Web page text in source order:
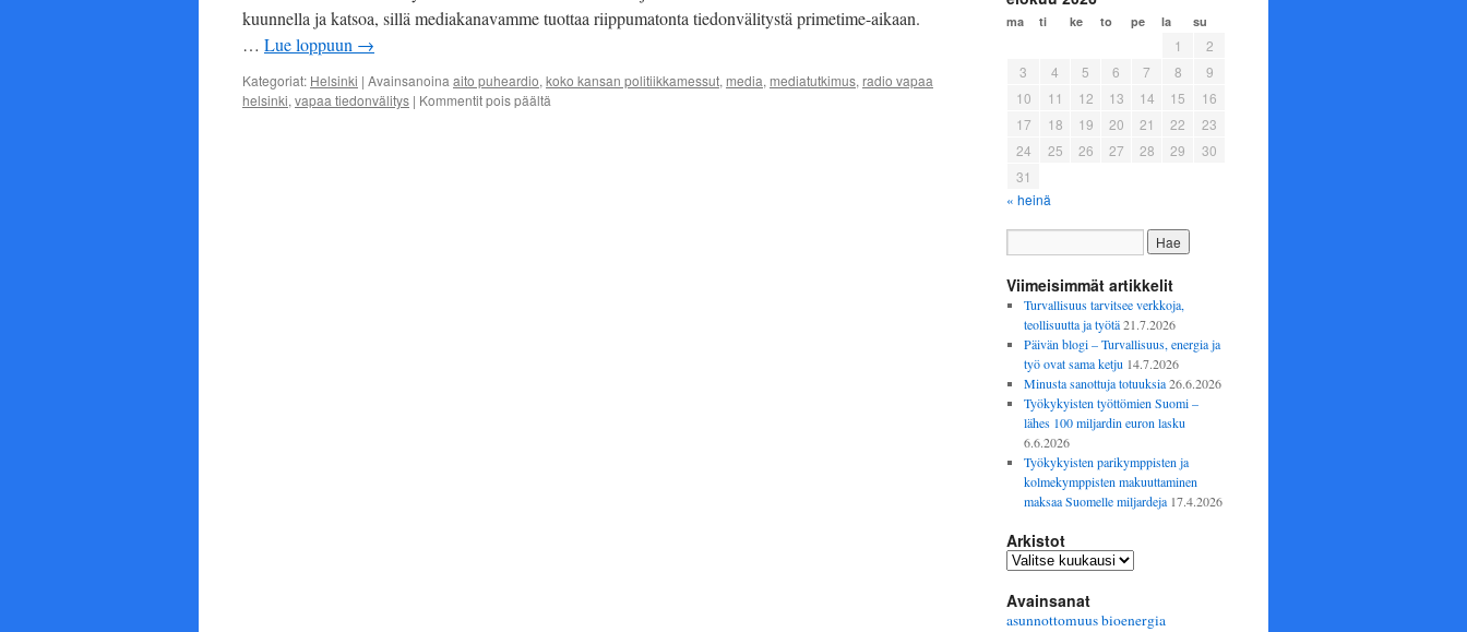
kuunnella ja katsoa, sillä mediakanavamme tuottaa riippumatonta tiedonvälitystä primetime-aikaan.
… Lue loppuun →
Kategoriat: Helsinki | Avainsanoina aito puheardio, koko kansan politiikkamessut, media, mediatutkimus, radio vapaa
helsinki, vapaa tiedonvälitys | Kommentit pois päältä
ma ti ke to pe la su
1
2
3
4 5 6 7 8
9
10
11 12 13 14 15
16
17
18 19 20 21 22
23
24
25 26 27 28 29
30
31
« heinä
Viimeisimmät artikkelit
Turvallisuus tarvitsee verkkoja,
teollisuutta ja työtä 21.7.2026
Päivän blogi – Turvallisuus, energia ja
työ ovat sama ketju 14.7.2026
Minusta sanottuja totuuksia 26.6.2026
Työkykyisten työttömien Suomi –
lähes 100 miljardin euron lasku
6.6.2026
Työkykyisten parikymppisten ja
kolmekymppisten makuuttaminen
maksaa Suomelle miljardeja 17.4.2026
Arkistot
Arkistot
Avainsanat
asunnottomuusbioenergia